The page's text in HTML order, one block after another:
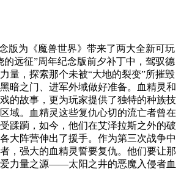
版为《魔兽世界》带来了两大全新可玩
的远征”周年纪念版前夕补丁中，驾驭德
量，探索那个未被“大地的裂变”所摧毁
暗之门、进军外域做好准备。血精灵和
的故事，更为玩家提供了独特的种族技
域。血精灵这些复仇心切的流亡者曾在
蹂躏，如今，他们在艾泽拉斯之外的破
阵营伸出了援手。作为第三次战争中
，强大的血精灵誓要复仇。他们要让那
力量之源——太阳之井的恶魔入侵者血